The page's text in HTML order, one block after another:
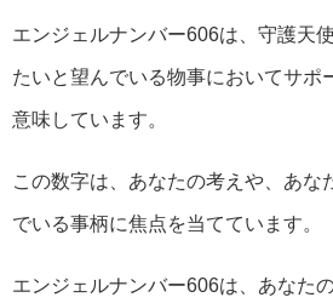
エンジェルナンバー606は、守護天
たいと望んでいる物事においてサポ
意味しています。
この数字は、あなたの考えや、あな
でいる事柄に焦点を当てています。
エンジェルナンバー606は、あなた